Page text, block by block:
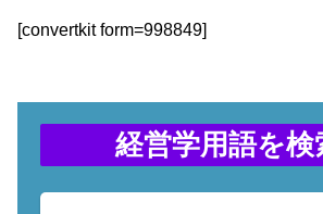
[convertkit form=998849]
経営学用語を検